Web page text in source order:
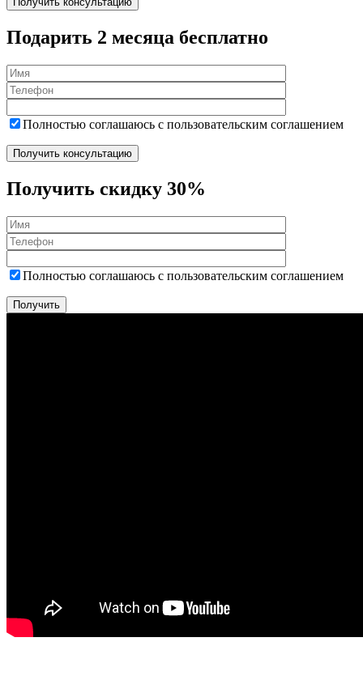
Подарить 2 месяца бесплатно
Полностью соглашаюсь с пользовательским соглашением
Получить скидку 30%
Полностью соглашаюсь с пользовательским соглашением